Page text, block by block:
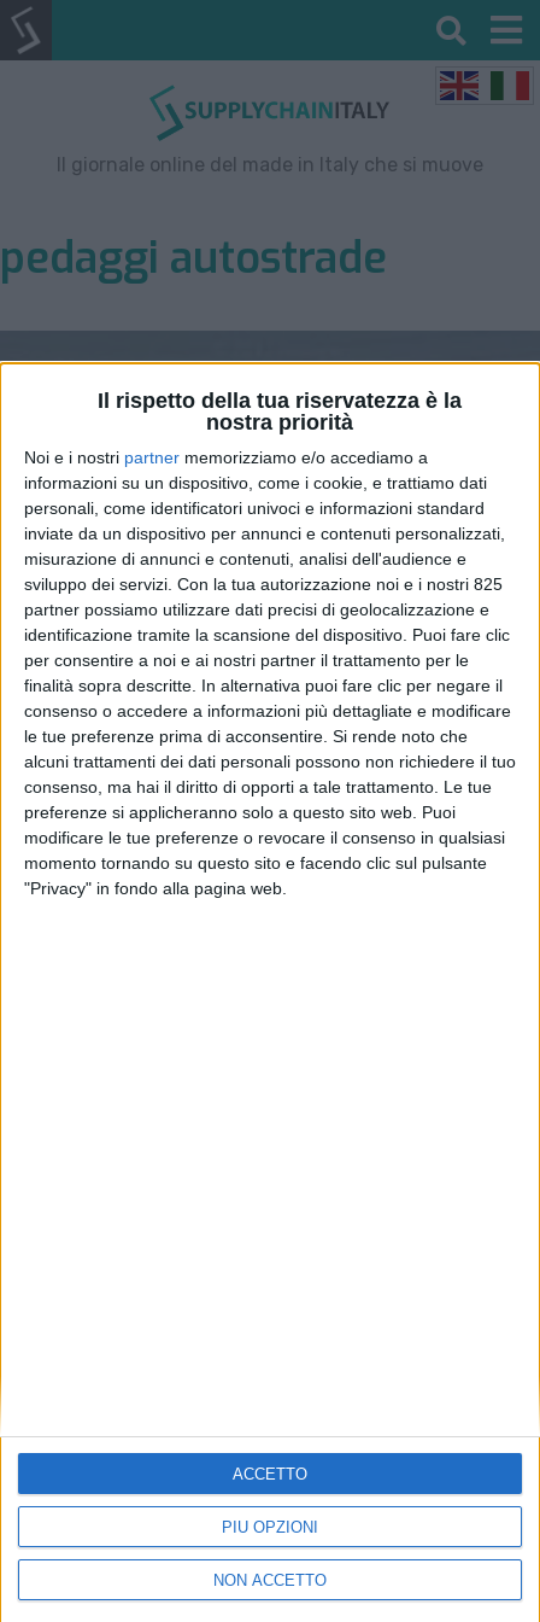
Il rispetto della tua riservatezza è la
nostra priorità
Noi e i nostri partner memorizziamo e/o accediamo a
informazioni su un dispositivo, come i cookie, e trattiamo dati
personali, come identificatori univoci e informazioni standard
inviate da un dispositivo per annunci e contenuti personalizzati,
misurazione di annunci e contenuti, analisi dell'audience e
sviluppo dei servizi. Con la tua autorizzazione noi e i nostri 825
partner possiamo utilizzare dati precisi di geolocalizzazione e
identificazione tramite la scansione del dispositivo. Puoi fare clic
per consentire a noi e ai nostri partner il trattamento per le
finalità sopra descritte. In alternativa puoi fare clic per negare il
consenso o accedere a informazioni più dettagliate e modificare
le tue preferenze prima di acconsentire. Si rende noto che
alcuni trattamenti dei dati personali possono non richiedere il tuo
consenso, ma hai il diritto di opporti a tale trattamento. Le tue
preferenze si applicheranno solo a questo sito web. Puoi
modificare le tue preferenze o revocare il consenso in qualsiasi
momento tornando su questo sito e facendo clic sul pulsante
"Privacy" in fondo alla pagina web.
PIÙ OPZIONI
NON ACCETTO
ACCETTO
Il giornale online del made in Italy che si muove
pedaggi autostrade
Autostrade: nel 2022 nessun
aumento pedaggi a eccezione
della A21
LE ALTRE NEWS 31 DICEMBRE 2021